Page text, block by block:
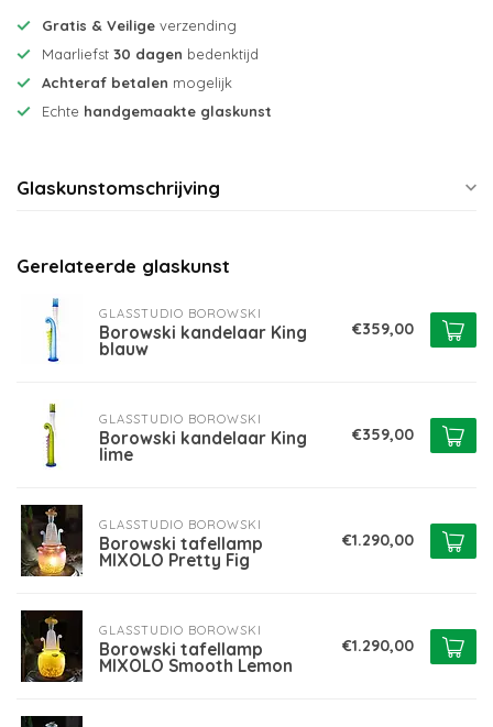
Gratis & Veilige verzending
Maarliefst 30 dagen bedenktijd
Achteraf betalen mogelijk
Echte handgemaakte glaskunst
Glaskunstomschrijving
Gerelateerde glaskunst
GLASSTUDIO BOROWSKI
Borowski kandelaar King
blauw
€359,00
GLASSTUDIO BOROWSKI
Borowski kandelaar King
lime
€359,00
GLASSTUDIO BOROWSKI
Borowski tafellamp
MIXOLO Pretty Fig
€1.290,00
GLASSTUDIO BOROWSKI
Borowski tafellamp
MIXOLO Smooth Lemon
€1.290,00